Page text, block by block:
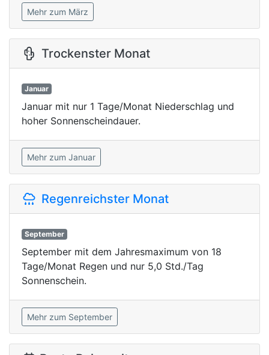
Mehr zum März
Trockenster Monat
Januar
Januar mit nur 1 Tage/Monat Niederschlag und
hoher Sonnenscheindauer.
Mehr zum Januar
Regenreichster Monat
September
September mit dem Jahresmaximum von 18
Tage/Monat Regen und nur 5,0 Std./Tag
Sonnenschein.
Mehr zum September